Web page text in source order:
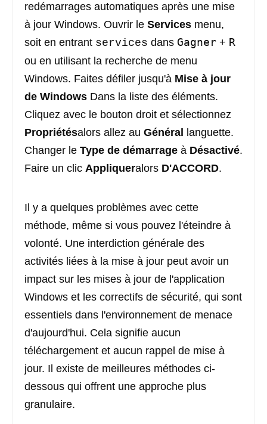
redémarrages automatiques après une mise
à jour Windows. Ouvrir le Services menu,
soit en entrant services dans Gagner + R
ou en utilisant la recherche de menu
Windows. Faites défiler jusqu'à Mise à jour
de Windows Dans la liste des éléments.
Cliquez avec le bouton droit et sélectionnez
Propriétésalors allez au Général
languette.
Changer le Type de démarrage à Désactivé.
Faire un clic Appliqueralors D'ACCORD.
Il y a quelques problèmes avec cette
méthode, même si vous pouvez l'éteindre à
volonté. Une interdiction générale des
activités liées à la mise à jour peut avoir un
impact sur les mises à jour de l'application
Windows et les correctifs de sécurité, qui sont
essentiels dans l'environnement de menace
d'aujourd'hui. Cela signifie aucun
téléchargement et aucun rappel de mise à
jour. Il existe de meilleures méthodes ci-
dessous qui offrent une approche plus
granulaire.